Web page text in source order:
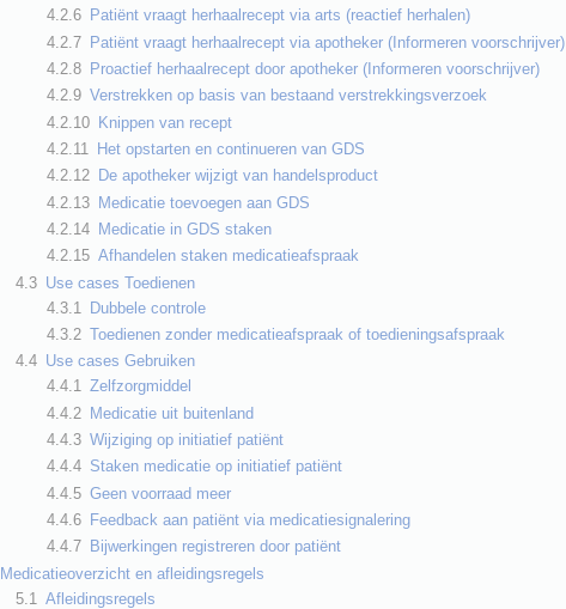
4.2.6 Patiënt vraagt herhaalrecept via arts (reactief herhalen)
4.2.7 Patiënt vraagt herhaalrecept via apotheker (Informeren voorschrijver)
4.2.8 Proactief herhaalrecept door apotheker (Informeren voorschrijver)
4.2.9 Verstrekken op basis van bestaand verstrekkingsverzoek
4.2.10 Knippen van recept
4.2.11 Het opstarten en continueren van GDS
4.2.12 De apotheker wijzigt van handelsproduct
4.2.13 Medicatie toevoegen aan GDS
4.2.14 Medicatie in GDS staken
4.2.15 Afhandelen staken medicatieafspraak
4.3 Use cases Toedienen
4.3.1
Dubbele controle
4.3.2 Toedienen zonder medicatieafspraak of toedieningsafspraak
4.4 Use cases Gebruiken
4.4.1 Zelfzorgmiddel
4.4.2 Medicatie uit buitenland
4.4.3 Wijziging op initiatief patiënt
4.4.4 Staken medicatie op initiatief patiënt
4.4.5 Geen voorraad meer
4.4.6 Feedback aan patiënt via medicatiesignalering
4.4.7 Bijwerkingen registreren door patiënt
Medicatieoverzicht en afleidingsregels
5.1 Afleidingsregels